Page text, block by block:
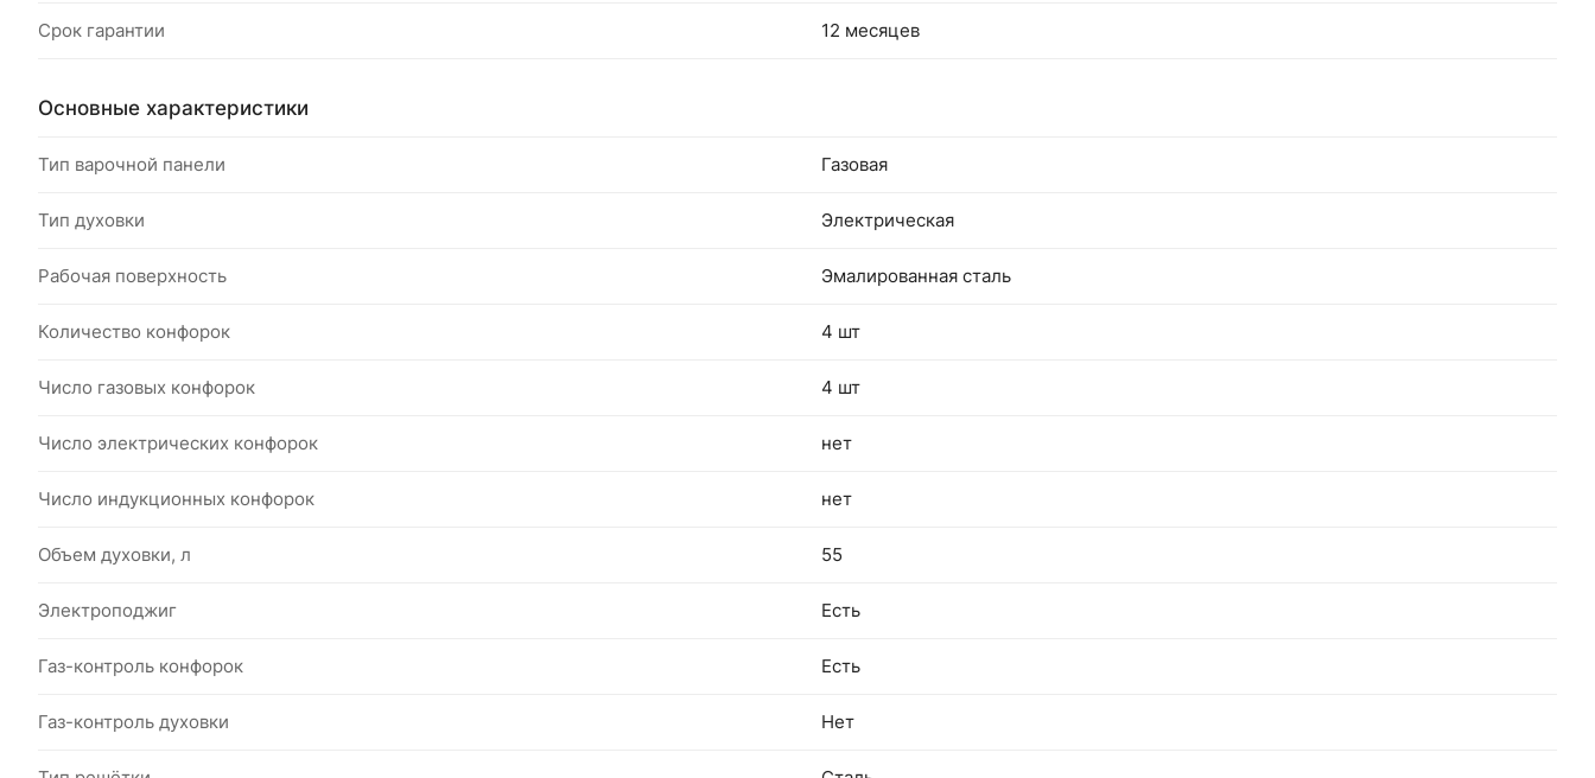
Срок гарантии 12 месяцев
Основные характеристики
Тип варочной панели Газовая
Тип духовки Электрическая
Рабочая поверхность Эмалированная сталь
Количество конфорок 4 шт
Число газовых конфорок 4 шт
Число электрических конфорок нет
Число индукционных конфорок нет
Объем духовки, л 55
Электроподжиг Есть
Газ-контроль конфорок Есть
Газ-контроль духовки Нет